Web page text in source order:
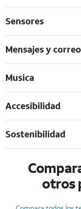
Sensores
Mensajes y
Musica
Accesibilidad
Sostenibilidad
otros